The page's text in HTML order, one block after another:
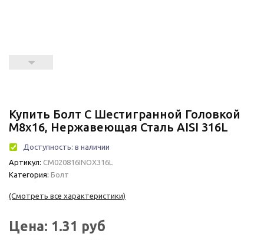
Купить Болт С Шестигранной Головкой
М8х16, Нержавеющая Сталь AISI 316L
Доступность: в наличии
Артикул: CM020816INOX316L
Категория: Болт
(Смотреть все характеристики)
Цена: 1.31 руб